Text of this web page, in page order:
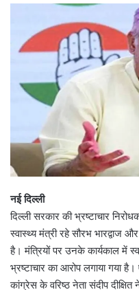
नई दिल्ली
दिल्ली सरकार की भ्रष्टाचार
स्वास्थ्य मंत्री रहे सौरभ भारद्वाज
है। मंत्रियों पर उनके कार्यकाल में
भ्रष्टाचार का आरोप लगाया गया
कांग्रेस के वरिष्ठ नेता संदीप